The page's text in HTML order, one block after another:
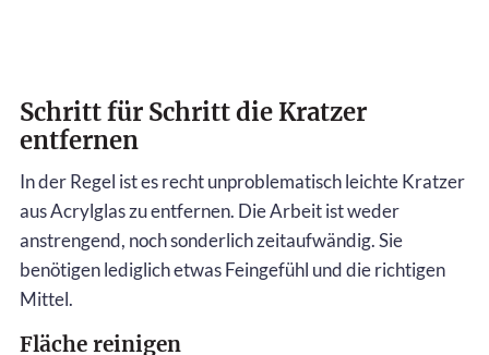
Schritt für Schritt die Kratzer
entfernen
In der Regel ist es recht unproblematisch leichte Kratzer
aus Acrylglas zu entfernen. Die Arbeit ist weder
anstrengend, noch sonderlich zeitaufwändig. Sie
benötigen lediglich etwas Feingefühl und die richtigen
Mittel.
Fläche reinigen